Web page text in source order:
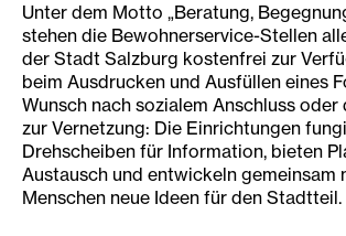
Unter dem Motto „Beratung,
stehen die Bewohnerservice-Stellen
der Stadt Salzburg kostenfrei zur
beim Ausdrucken und Ausfüllen eines
Wunsch nach sozialem Anschluss
zur Vernetzung: Die Einrichtungen
Drehscheiben für Information, bieten
Austausch und entwickeln gemeinsam
Menschen neue Ideen für den Stadtteil.